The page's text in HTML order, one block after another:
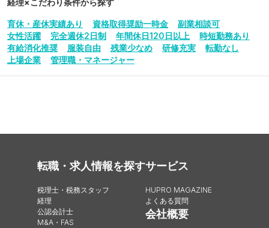
経理×こだわり条件から探す
育休・産休実績あり 資格取得奨励一時金
副業相談可
女性活躍
完全週休2日制 年間休日120日以上
時短勤務あり
有給消化推奨
服装自由 残業少なめ 研修充実
転勤なし
上場企業
管理職・マネージャー
転職・求人情報を探す
税理士・税務スタッフ
経理
公認会計士
M&A・FAS
サービス
HUPRO MAGAZINE
よくある質問
会社概要